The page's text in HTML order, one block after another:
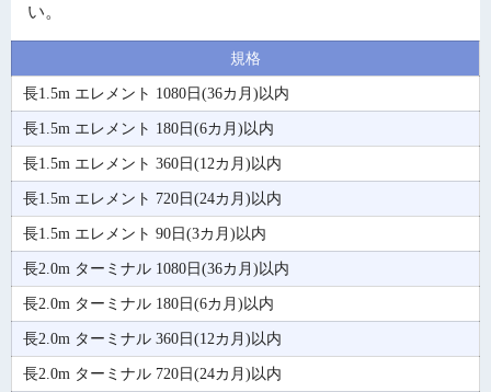
い。
規格
長1.5m エレメント 1080日(36カ月)以内
長1.5m エレメント 180日(6カ月)以内
長1.5m エレメント 360日(12カ月)以内
長1.5m エレメント 720日(24カ月)以内
長1.5m エレメント 90日(3カ月)以内
長2.0m ターミナル 1080日(36カ月)以内
長2.0m ターミナル 180日(6カ月)以内
長2.0m ターミナル 360日(12カ月)以内
長2.0m ターミナル 720日(24カ月)以内